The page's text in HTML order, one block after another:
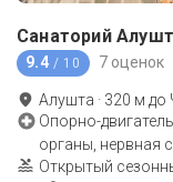
Санаторий
9.4 / 10 7 оценок
Алушта · 320 м до
Опорно-
органы, нервная
Открытый